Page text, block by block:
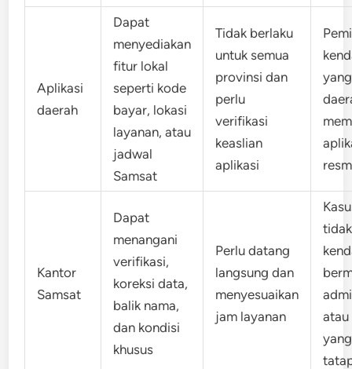
Aplikasi
daerah
Dapat
menyediakan
fitur lokal
seperti kode
bayar, lokasi
layanan, atau
jadwal
Samsat
Tidak berlaku
untuk semua
provinsi dan
perlu
verifikasi
keaslian
aplikasi
yang
Kantor
Samsat
Dapat
menangani
verifikasi,
koreksi data,
balik nama,
dan kondisi
khusus
Perlu datang
langsung dan
menyesuaikan
jam layanan
atau